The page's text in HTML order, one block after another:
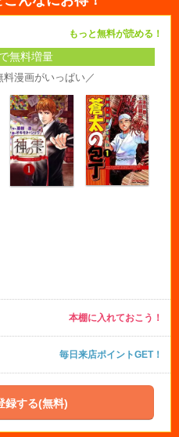
もっと無料が読める！
無料増量
漫画がいっぱい／
本棚に入れておこう！
毎日来店ポイントGET！
録する(無料)